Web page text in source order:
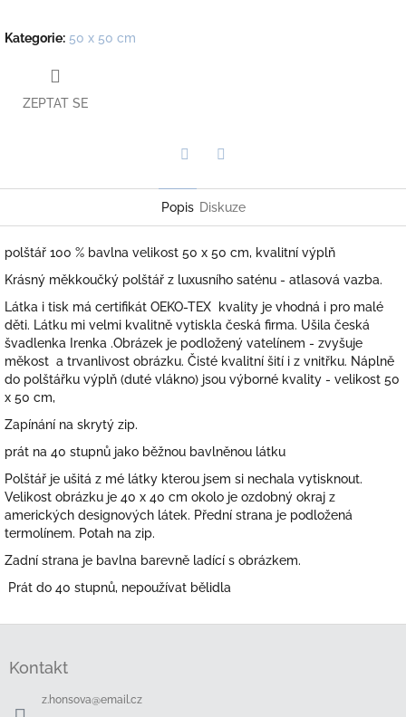
Kategorie: 50 x 50 cm
ZEPTAT SE
Popis Diskuze
polštář 100 % bavlna velikost 50 x 50 cm, kvalitní výplň
Krásný měkkoučký polštář z luxusního saténu - atlasová vazba.
Látka i tisk má certifikát OEKO-TEX kvality je vhodná i pro malé
děti. Látku mi velmi kvalitně vytiskla česká firma. Ušila česká
švadlenka Irenka .Obrázek je podložený vatelínem - zvyšuje
měkost a trvanlivost obrázku. Čisté kvalitní šití i z vnitřku. Náplně
do polštářku výplň (duté vlákno) jsou výborné kvality - velikost 50
x 50 cm,
Zapínání na skrytý zip.
prát na 40 stupnů jako běžnou bavlněnou látku
Polštář je ušitá z mé látky kterou jsem si nechala vytisknout.
Velikost obrázku je 40 x 40 cm okolo je ozdobný okraj z
amerických designových látek. Přední strana je podložená
termolínem. Potah na zip.
Zadní strana je bavlna barevně ladící s obrázkem.
Prát do 40 stupnů, nepoužívat bělidla
Kontakt
z.honsova@email.cz